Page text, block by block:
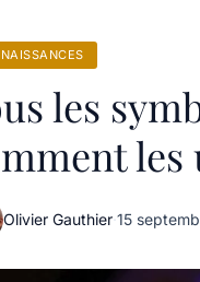
les
les
Olivier Gauthier·15